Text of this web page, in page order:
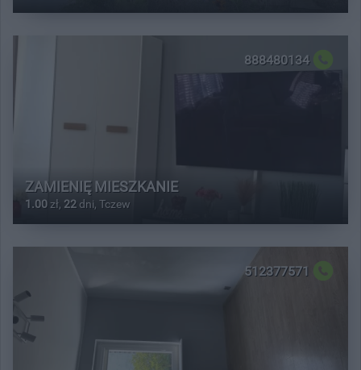
888480134
ZAMIENIĘ MIESZKANIE
1.00 zł, 22 dni, Tczew
512377571